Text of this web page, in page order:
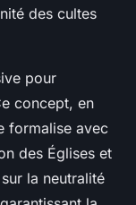
des cultes
pour
concept, en
formalise avec
des Églises et
la neutralité